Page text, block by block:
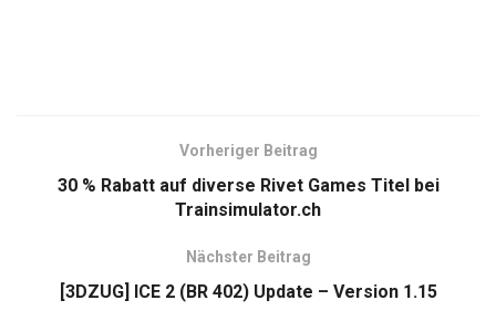
Vorheriger Beitrag
30 % Rabatt auf diverse Rivet Games Titel bei
Trainsimulator.ch
Nächster Beitrag
[3DZUG] ICE 2 (BR 402) Update – Version 1.15